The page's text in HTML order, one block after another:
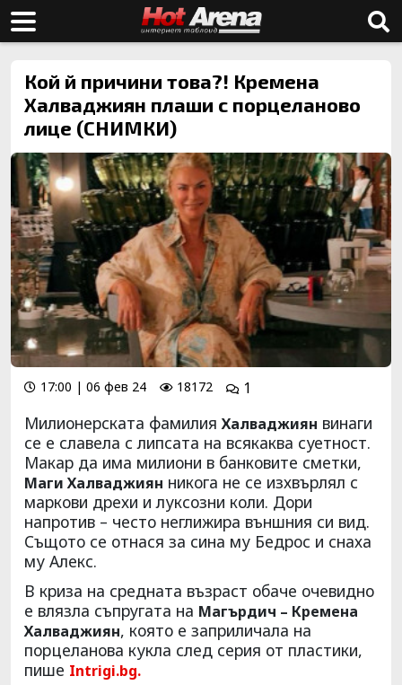
Кой й причини това?! Кремена
Халваджиян плаши с порцеланово
лице (СНИМКИ)
17:00 | 06 фев 24 18172 1
Милионерската фамилия Халваджиян винаги
се е славела с липсата на всякаква суетност.
Макар да има милиони в банковите сметки,
Маги Халваджиян никога не се изхвърлял с
маркови дрехи и луксозни коли. Дори
напротив – често неглижира външния си вид.
Същото се отнася за сина му Бедрос и снаха
му Алекс.
В криза на средната възраст обаче очевидно
е влязла съпругата на Магърдич – Кремена
Халваджиян, която е заприличала на
порцеланова кукла след серия от пластики,
пише Intrigi.bg.